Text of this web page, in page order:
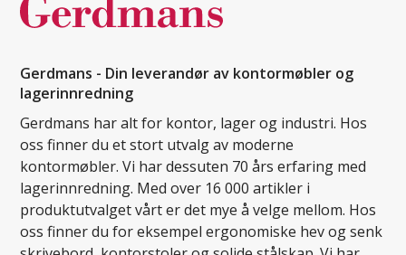
Gerdmans - Din leverandør av kontormøbler og
lagerinnredning
Gerdmans har alt for kontor, lager og industri. Hos
oss finner du et stort utvalg av moderne
kontormøbler. Vi har dessuten 70 års erfaring med
lagerinnredning. Med over 16 000 artikler i
produktutvalget vårt er det mye å velge mellom. Hos
oss finner du for eksempel ergonomiske hev og senk